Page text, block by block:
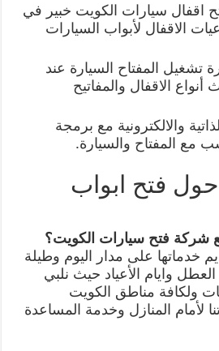
اقفال سيارات الكويت خبير في
الاقفال لأبواب السيارات
تشغيل المفتاح السيارة عند
أنواع الاقفال والمفاتيح
والالكترونية مع برمجة
مع المفتاح والسيارة.
فتح ابواب
شركة فتح سيارات الكويت؟
خدماتها على مدار اليوم وطيلة
وايام الأعياد حيث نلبي
ولكافة مناطق الكويت
لأمام المنازل وخدمة المساعدة